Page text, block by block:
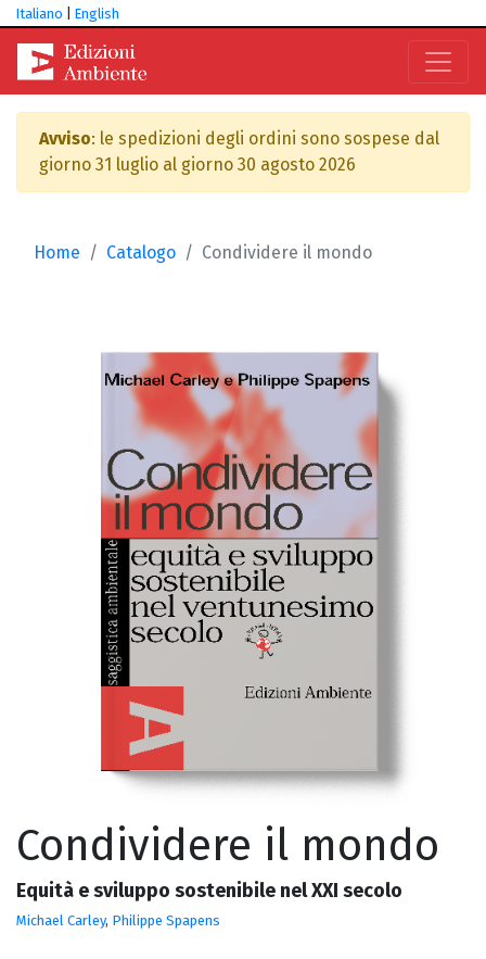
Italiano English
Avviso: le spedizioni degli ordini sono sospese dal
giorno 31 luglio al giorno 30 agosto 2026
Home Catalogo Condividere il mondo
Condividere il mondo
Equità e sviluppo sostenibile nel XXI secolo
Michael Carley, Philippe Spapens